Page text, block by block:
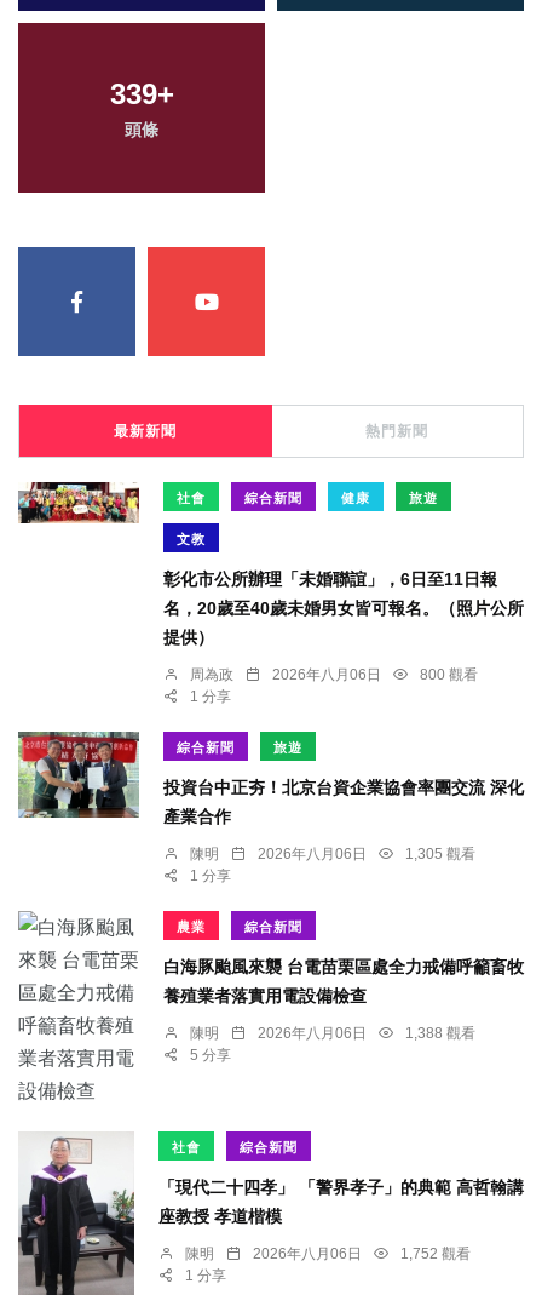
339+
頭條
最新新聞 熱門新聞
社會 綜合新聞 健康 旅遊
文教
彰化市公所辦理「未婚聯誼」，6日至11日報
名，20歲至40歲未婚男女皆可報名。（照片公所
提供）
周為政 2026年八月06日
800 觀看
1 分享
綜合新聞 旅遊
投資台中正夯！北京台資企業協會率團交流 深化
產業合作
陳明 2026年八月06日
1,305 觀看
1 分享
農業 綜合新聞
白海豚颱風來襲 台電苗栗區處全力戒備呼籲畜牧
養殖業者落實用電設備檢查
陳明 2026年八月06日
1,388 觀看
5 分享
社會 綜合新聞
「現代二十四孝」 「警界孝子」的典範 高哲翰講
座教授 孝道楷模
陳明 2026年八月06日
1,752 觀看
1 分享